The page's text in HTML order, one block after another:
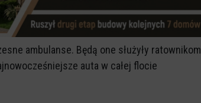
ambulanse. Będą one służyły ratownikom
auta w całej flocie